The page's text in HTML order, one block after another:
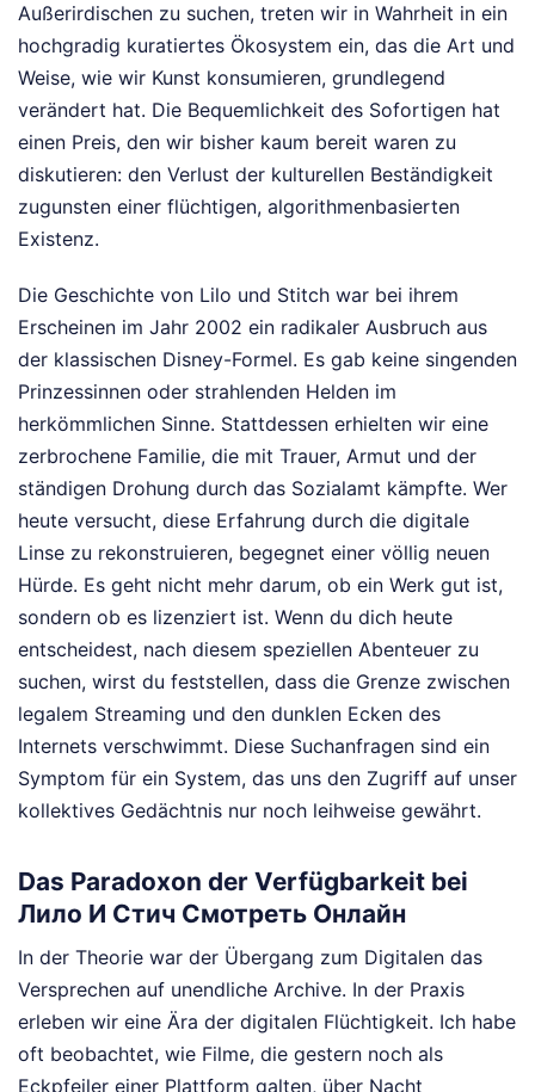
Außerirdischen zu suchen, treten wir in Wahrheit in ein
hochgradig kuratiertes Ökosystem ein, das die Art und
Weise, wie wir Kunst konsumieren, grundlegend
verändert hat. Die Bequemlichkeit des Sofortigen hat
einen Preis, den wir bisher kaum bereit waren zu
diskutieren: den Verlust der kulturellen Beständigkeit
zugunsten einer flüchtigen, algorithmenbasierten
Existenz.
Die Geschichte von Lilo und Stitch war bei ihrem
Erscheinen im Jahr 2002 ein radikaler Ausbruch aus
der klassischen Disney-Formel. Es gab keine singenden
Prinzessinnen oder strahlenden Helden im
herkömmlichen Sinne. Stattdessen erhielten wir eine
zerbrochene Familie, die mit Trauer, Armut und der
ständigen Drohung durch das Sozialamt kämpfte. Wer
heute versucht, diese Erfahrung durch die digitale
Linse zu rekonstruieren, begegnet einer völlig neuen
Hürde. Es geht nicht mehr darum, ob ein Werk gut ist,
sondern ob es lizenziert ist. Wenn du dich heute
entscheidest, nach diesem speziellen Abenteuer zu
suchen, wirst du feststellen, dass die Grenze zwischen
legalem Streaming und den dunklen Ecken des
Internets verschwimmt. Diese Suchanfragen sind ein
Symptom für ein System, das uns den Zugriff auf unser
kollektives Gedächtnis nur noch leihweise gewährt.
Das Paradoxon der Verfügbarkeit bei
Лило И Стич Смотреть Онлайн
In der Theorie war der Übergang zum Digitalen das
Versprechen auf unendliche Archive. In der Praxis
erleben wir eine Ära der digitalen Flüchtigkeit. Ich habe
oft beobachtet, wie Filme, die gestern noch als
Eckpfeiler einer Plattform galten, über Nacht